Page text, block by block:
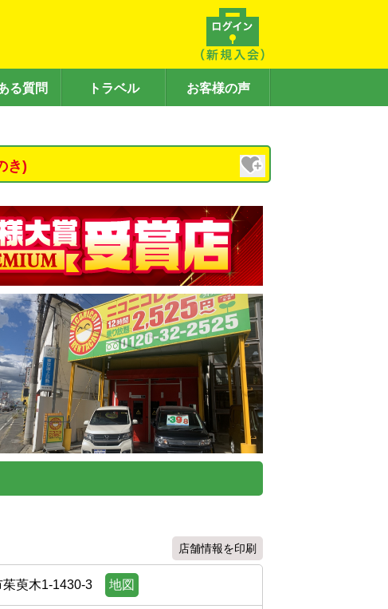
る質問 トラベル お客様の声
き)
店舗情報を印刷
萸木1-1430-3 地図